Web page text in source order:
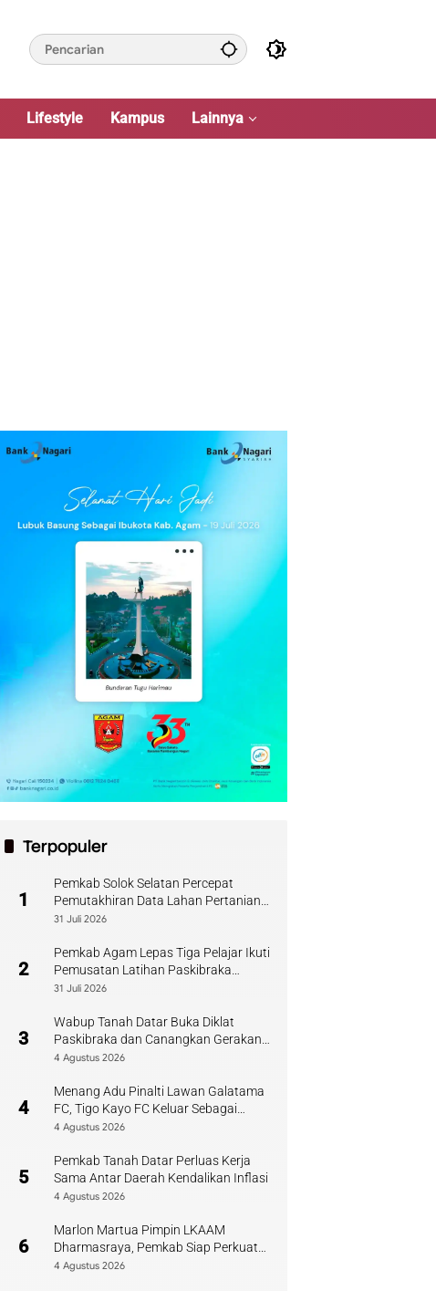
Lifestyle Kampus Lainnya
Terpopuler
1
Pemkab Solok Selatan Percepat
Pemutakhiran Data Lahan Pertanian
Pangan Berkelanjutan
31 Juli 2026
2
Pemkab Agam Lepas Tiga Pelajar Ikuti
Pemusatan Latihan Paskibraka
Sumbar
31 Juli 2026
3
Wabup Tanah Datar Buka Diklat
Paskibraka dan Canangkan Gerakan
Bendera
4 Agustus 2026
4
Menang Adu Pinalti Lawan Galatama
FC, Tigo Kayo FC Keluar Sebagai
Juara Piala Walikota Payakumbuh
4 Agustus 2026
5
Pemkab Tanah Datar Perluas Kerja
Sama Antar Daerah Kendalikan Inflasi
4 Agustus 2026
6
Marlon Martua Pimpin LKAAM
Dharmasraya, Pemkab Siap Perkuat
Sinergi Adat
4 Agustus 2026